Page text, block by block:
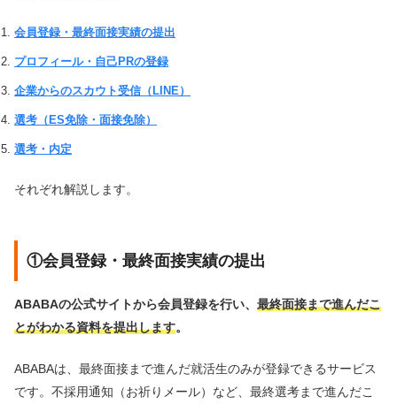
会員登録・最終面接実績の提出
プロフィール・自己PRの登録
企業からのスカウト受信（LINE）
選考（ES免除・面接免除）
選考・内定
それぞれ解説します。
①会員登録・最終面接実績の提出
ABABAの公式サイトから会員登録を行い、 最終面接まで進んだこ
とがわかる資料を提出します。
ABABAは、最終面接まで進んだ就活生のみが登録できるサービス
です。不採用通知（お祈りメール）など、最終選考まで進んだこ